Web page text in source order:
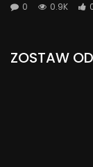
0
0.9K
ZOSTAW